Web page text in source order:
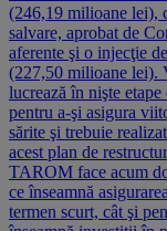
(246,19 milioane lei),
salvare, aprobat de
aferente şi o injecţie
(227,50 milioane lei).
lucrează în nişte
pentru a-şi asigura
sărite şi trebuie
acest plan de
TAROM face acum
ce înseamnă
termen scurt, cât şi